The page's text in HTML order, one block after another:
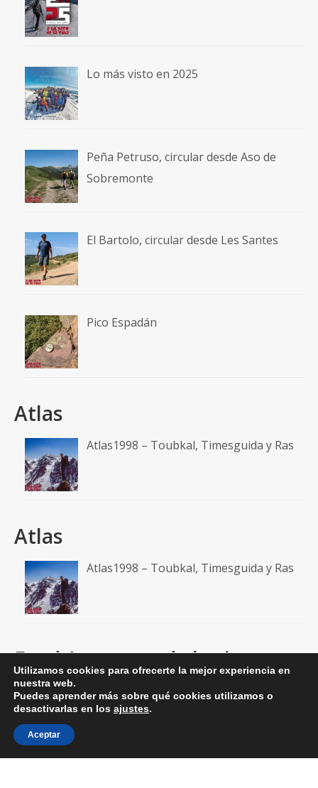
Lo más visto en 2025
Peña Petruso, circular desde Aso de
Sobremonte
El Bartolo, circular desde Les Santes
Pico Espadán
Atlas
Atlas1998 – Toubkal, Timesguida y Ras
Atlas
Atlas1998 – Toubkal, Timesguida y Ras
Feed A un paso de la cima
RSS: Entradas
RSS: Comentarios
Utilizamos cookies para ofrecerte la mejor experiencia en
nuestra web.
Puedes aprender más sobre qué cookies utilizamos o
desactivarlas en los ajustes.
Aceptar